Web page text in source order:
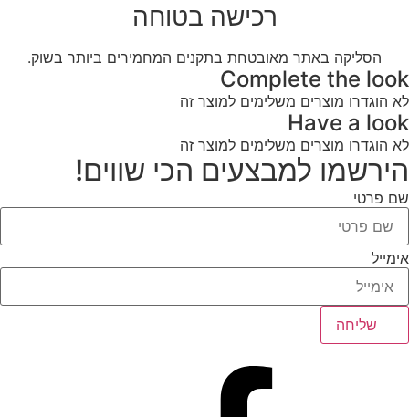
רכישה בטוחה
הסליקה באתר מאובטחת בתקנים המחמירים ביותר בשוק.
Complete the look
לא הוגדרו מוצרים משלימים למוצר זה
Have a look
לא הוגדרו מוצרים משלימים למוצר זה
הירשמו למבצעים הכי שווים!
שם פרטי
אימייל
שליחה